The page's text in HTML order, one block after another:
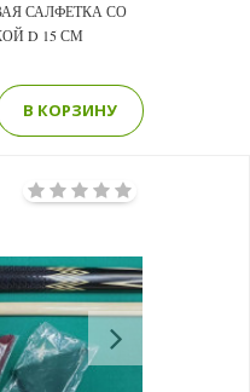
САЛФЕТКА СО
D 15 СМ
В КОРЗИНУ
Next